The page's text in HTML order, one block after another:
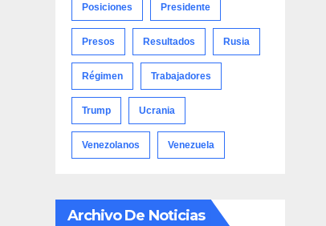
Posiciones Presidente
Presos Resultados Rusia
Régimen Trabajadores
Trump Ucrania
Venezolanos Venezuela
Archivo De Noticias